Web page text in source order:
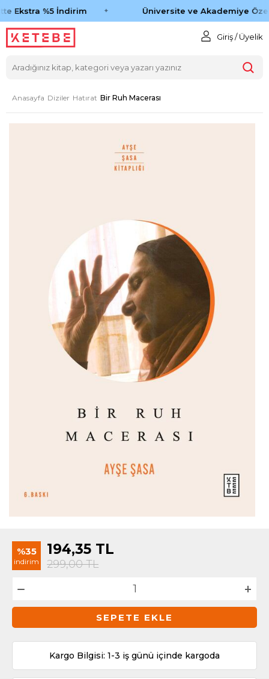
Ekstra %5 İndirim Üniversite ve Akademiye
Giriş / Üyelik
Anasayfa Diziler Hatırat Bir Ruh Macerası
%35
indirim
194,35 TL
299,00TL
SEPETE EKLE
Kargo Bilgisi: 1-3 iş günü içinde kargoda